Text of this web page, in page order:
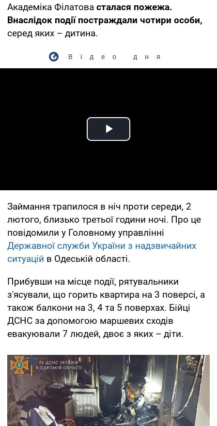
Академіка Філатова сталася пожежа.
Внаслідок події постраждали чотири особи,
серед яких – дитина.
Відео дня
Play Video
Займання трапилося в ніч проти середи, 2
лютого, близько третьої години ночі. Про це
повідомили у Головному управлінні
Державної служби України з надзвичайних
ситуацій в Одеській області.
Прибувши на місце події, рятувальники
з'ясували, що горить квартира на 3 поверсі, а
також балкони на 3, 4 та 5 поверхах. Бійці
ДСНС за допомогою маршевих сходів
евакуювали 7 людей, двоє з яких – діти.